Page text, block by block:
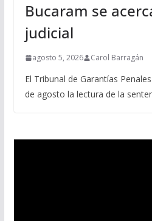
Bucaram se
judicial
agosto 5, 2026 Carol Barragán
El Tribunal de Garantías
de agosto la lectura de la